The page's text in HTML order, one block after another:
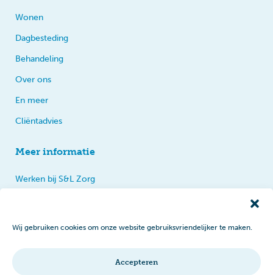
Wij gebruiken cookies om onze website gebruiksvriendelijker te maken.
Accepteren
Wonen
Dagbesteding
Behandeling
Over ons
En meer
Cliëntadvies
Meer informatie
Werken bij S&L Zorg